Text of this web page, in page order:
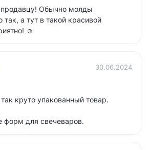
Обычно молды
а тут в такой красивой
☺️
30.06.2024
круто упакованный товар.
форм для свечеваров.